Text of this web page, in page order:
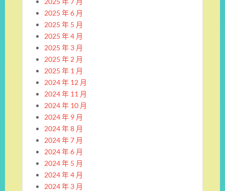
2025 年 6 月
2025 年 5 月
2025 年 4 月
2025 年 3 月
2025 年 2 月
2025 年 1 月
2024 年 12 月
2024 年 11 月
2024 年 10 月
2024 年 9 月
2024 年 8 月
2024 年 7 月
2024 年 6 月
2024 年 5 月
2024 年 4 月
2024 年 3 月